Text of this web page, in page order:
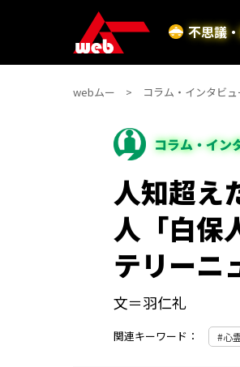
不思議
webムー コラム・インタビュ
コラム・イン
人知超え
人「白保
テリーニ
文＝羽仁礼
関連キーワード： 心